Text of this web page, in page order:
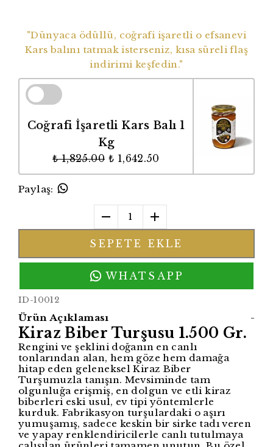
"Dünyaca ödüllü, coğrafi işaretli o efsanevi
Kars balını tatmak isterseniz, kısa süreli flaş
indirimi keşfedin."
Coğrafi İşaretli Kars Balı 1
Kg
₺ 1,825.00 ₺ 1,642.50
Paylaş:
1
SEPETE EKLE
WHATSAPP
ID-10012
Ürün Açıklaması -
Kiraz Biber Turşusu 1.500 Gr.
Rengini ve şeklini doğanın en canlı
tonlarından alan, hem göze hem damağa
hitap eden geleneksel Kiraz Biber
Turşumuzla tanışın. Mevsiminde tam
olgunluğa erişmiş, en dolgun ve etli kiraz
biberleri eski usul, ev tipi yöntemlerle
kurduk. Fabrikasyon turşulardaki o aşırı
yumuşamış, sadece keskin bir sirke tadı veren
ve yapay renklendiricilerle canlı tutulmaya